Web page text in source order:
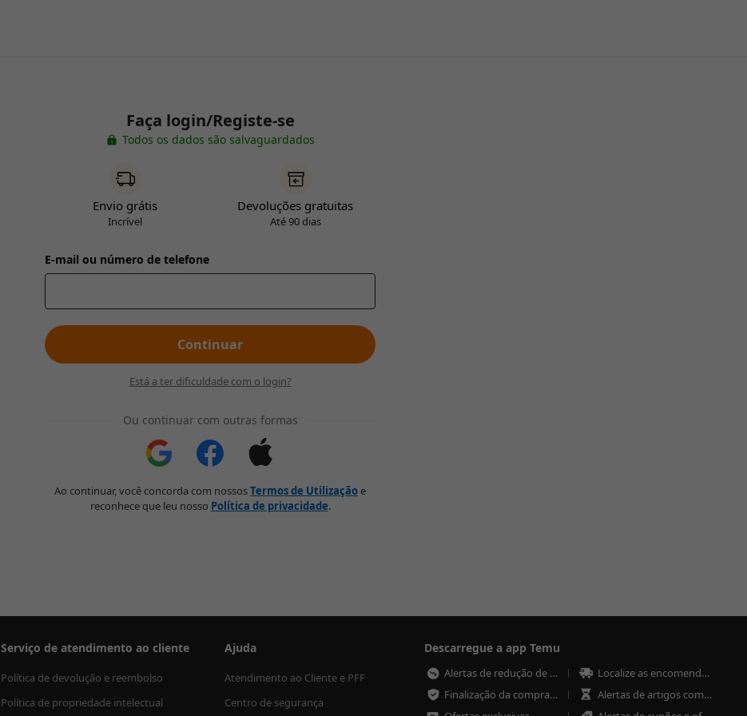
Faça login/Registe-se
Todos os dados são salvaguardados
Envio grátis
Incrível
Devoluções gratuitas
Até 90 dias
E-mail ou número de telefone
Continuar
Está a ter dificuldade com o login?
Ou continuar com outras formas
Ao continuar, você concorda com nossosTermos de Utilização e
reconhece que leu nosso Política de privacidade.
Serviço de atendimento ao cliente
Política de devolução e reembolso
Política de propriedade intelectual
Ajuda
Atendimento ao Cliente e PFF
Centro de segurança
Descarregue a app Temu
Alertas de redução de preço
Localize as encomendas em qualquer altura
Finalização da compra mais rápida e segura
Alertas de artigos com pouco stock